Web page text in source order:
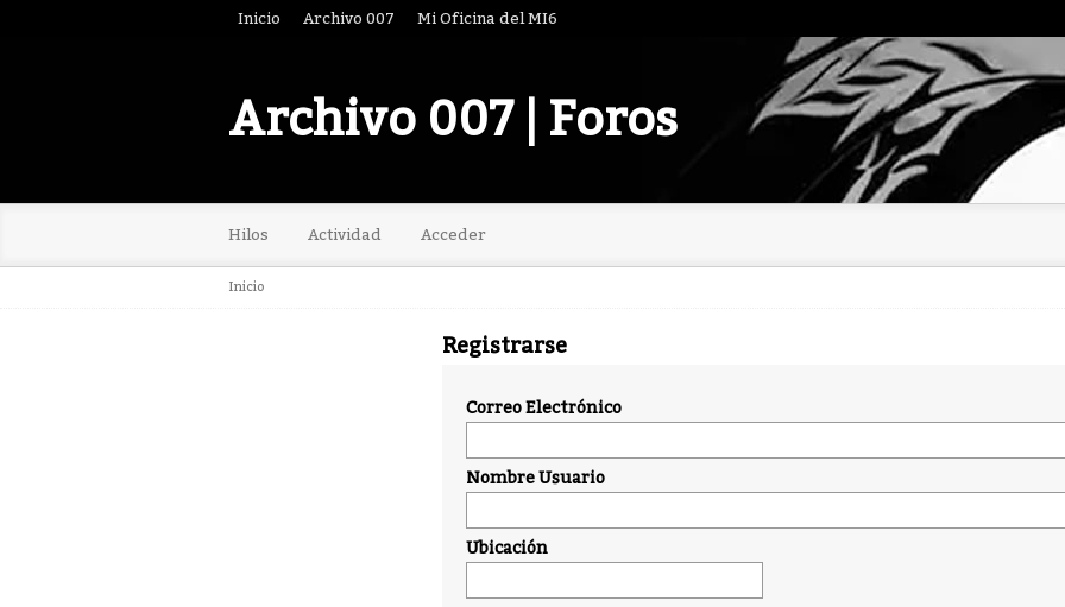
Inicio Archivo 007 Mi Oficina del MI6
Archivo 007 | Foros
Hilos Actividad Acceder
Inicio
Registrarse
Correo Electrónico
Nombre Usuario
Ubicación